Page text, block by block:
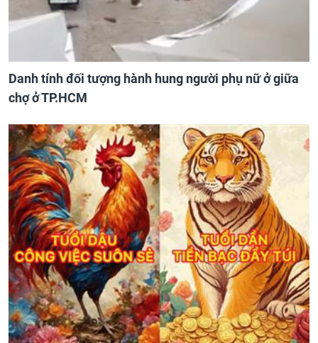
Danh tính đối tượng hành hung người phụ nữ ở giữa
chợ ở TP.HCM